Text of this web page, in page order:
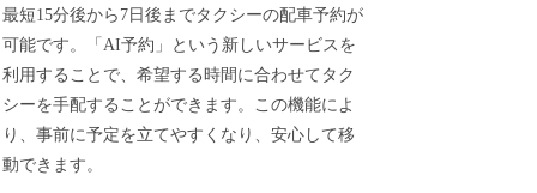
最短15分後から7日後までタクシーの配車予約が
可能です。「AI予約」という新しいサービスを
利用することで、希望する時間に合わせてタク
シーを手配することができます。この機能によ
り、事前に予定を立てやすくなり、安心して移
動できます。